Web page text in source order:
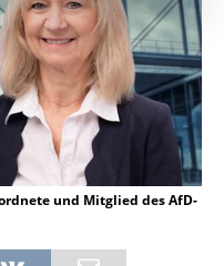
und Mitglied des AfD-